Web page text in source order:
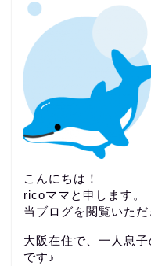
こんにちは！
ricoママと申します。
当ブログを閲覧いた
大阪在住で、一人息
です♪